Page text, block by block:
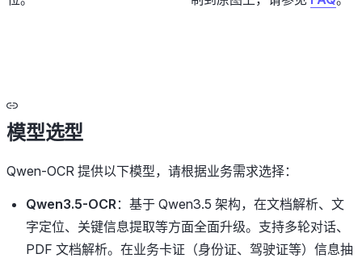
模型选型
Qwen-OCR 提供以下模型，请根据业务需求选择：
Qwen3.5-OCR ：基于 Qwen3.5 架构，在文档解析、文
字定位、关键信息提取等方面全面升级。支持多轮对话、
PDF 文档解析。在业务卡证（身份证、驾驶证等）信息抽